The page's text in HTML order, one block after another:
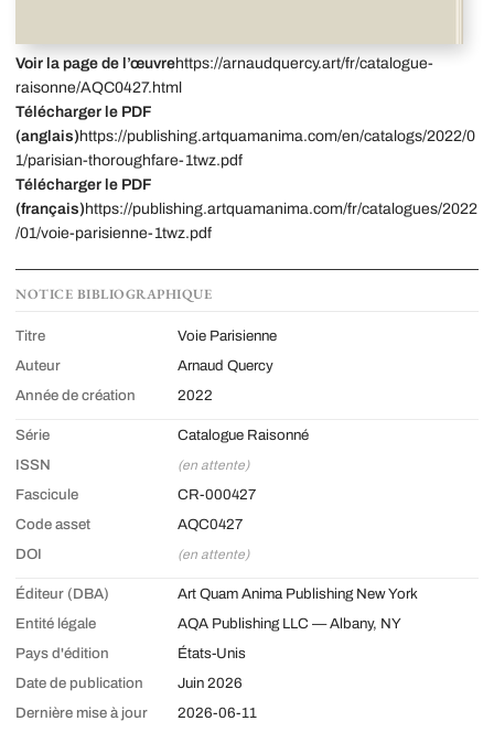
Voir la page de l’œuvrehttps://arnaudquercy.art/fr/catalogue-
raisonne/AQC0427.html
Télécharger le PDF
(anglais) https://publishing.artquamanima.com/en/catalogs/2022/0
1/parisian-thoroughfare-1twz.pdf
Télécharger le PDF
(français) https://publishing.artquamanima.com/fr/catalogues/2022
/01/voie-parisienne-1twz.pdf
NOTICE BIBLIOGRAPHIQUE
Titre
Voie Parisienne
Auteur
Arnaud Quercy
Année de création
2022
Série
Catalogue Raisonné
ISSN
(en attente)
Fascicule
CR-000427
Code asset
AQC0427
DOI
(en attente)
Éditeur (DBA)
Art Quam Anima Publishing New York
Entité légale
AQA Publishing LLC — Albany, NY
Pays d'édition
États-Unis
Date de publication
Juin 2026
Dernière mise à jour
2026-06-11